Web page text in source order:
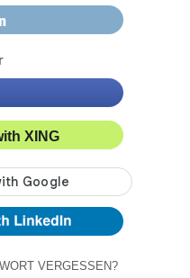
XING
VERGESSEN?